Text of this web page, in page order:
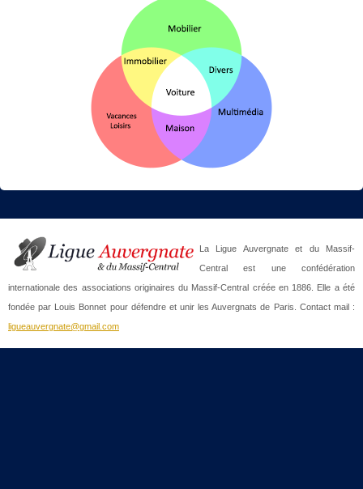
La Ligue Auvergnate et du Massif-
Central est une confédération
internationale des associations originaires du Massif-Central créée en 1886. Elle a été
fondée par Louis Bonnet pour défendre et unir les Auvergnats de Paris. Contact mail :
ligueauvergnate@gmail.com